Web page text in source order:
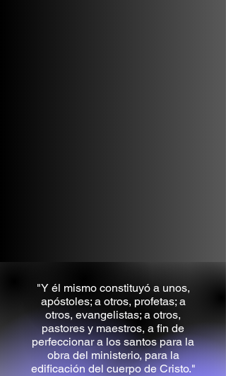
"Y él mismo constituyó a unos,
apóstoles; a otros, profetas; a
otros, evangelistas; a otros,
pastores y maestros, a fin de
perfeccionar a los santos para la
obra del ministerio, para la
edificación del cuerpo de Cristo."